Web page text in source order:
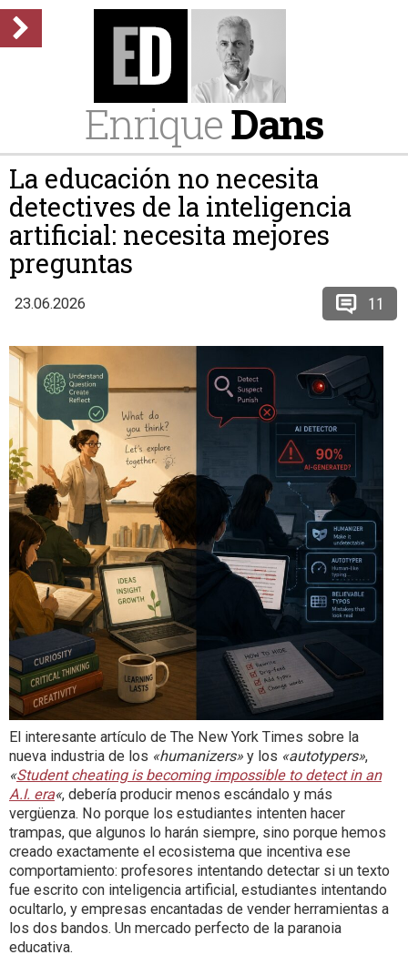
EnriqueDans
La educación no necesita
detectives de la inteligencia
artificial: necesita mejores
preguntas
23.06.2026 11
El interesante artículo de The New York Times sobre la
nueva industria de los «humanizers» y los «autotypers»,
«Student cheating is becoming impossible to detect in an
A.I. era«, debería producir menos escándalo y más
vergüenza. No porque los estudiantes intenten hacer
trampas, que algunos lo harán siempre, sino porque hemos
creado exactamente el ecosistema que incentiva ese
comportamiento: profesores intentando detectar si un texto
fue escrito con inteligencia artificial, estudiantes intentando
ocultarlo, y empresas encantadas de vender herramientas a
los dos bandos. Un mercado perfecto de la paranoia
educativa.